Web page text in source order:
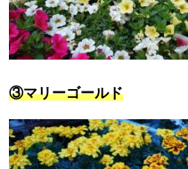
③マリーゴールド